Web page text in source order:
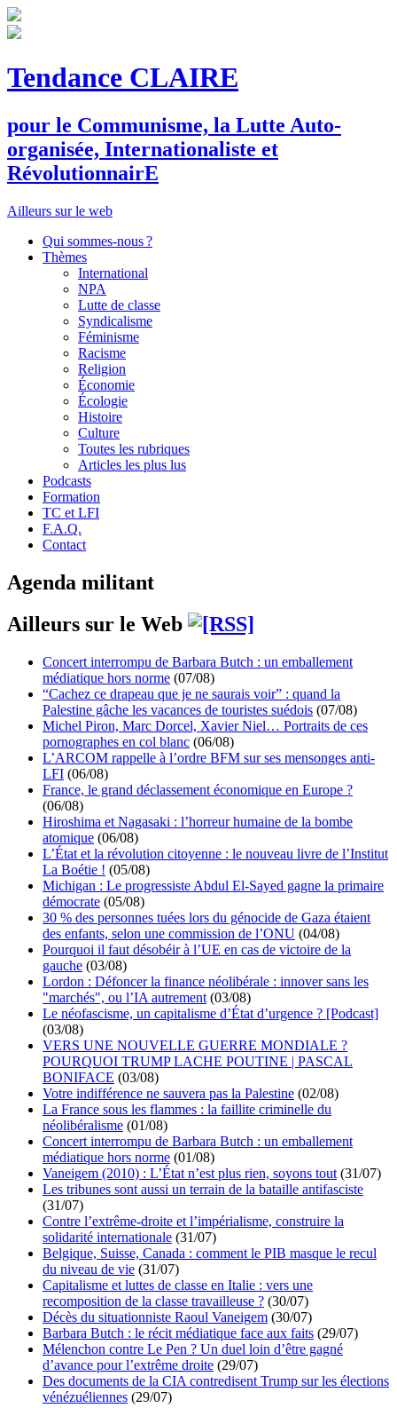
Tendance CLAIRE
pour le Communisme, la Lutte Auto-
organisée, Internationaliste et
RévolutionnairE
Ailleurs sur le web
Qui sommes-nous ?
Thèmes
International
NPA
Lutte de classe
Syndicalisme
Féminisme
Racisme
Religion
Économie
Écologie
Histoire
Culture
Toutes les rubriques
Articles les plus lus
Podcasts
Formation
TC et LFI
F.A.Q.
Contact
Agenda militant
Ailleurs sur le Web
Concert interrompu de Barbara Butch : un emballement
médiatique hors norme (07/08)
“Cachez ce drapeau que je ne saurais voir” : quand la
Palestine gâche les vacances de touristes suédois (07/08)
Michel Piron, Marc Dorcel, Xavier Niel… Portraits de ces
pornographes en col blanc (06/08)
L’ARCOM rappelle à l’ordre BFM sur ses mensonges anti-
LFI (06/08)
France, le grand déclassement économique en Europe ?
(06/08)
Hiroshima et Nagasaki : l’horreur humaine de la bombe
atomique (06/08)
L’État et la révolution citoyenne : le nouveau livre de l’Institut
La Boétie ! (05/08)
Michigan : Le progressiste Abdul El-Sayed gagne la primaire
démocrate (05/08)
30 % des personnes tuées lors du génocide de Gaza étaient
des enfants, selon une commission de l’ONU (04/08)
Pourquoi il faut désobéir à l’UE en cas de victoire de la
gauche (03/08)
Lordon : Défoncer la finance néolibérale : innover sans les
"marchés", ou l’IA autrement (03/08)
Le néofascisme, un capitalisme d’État d’urgence ? [Podcast]
(03/08)
VERS UNE NOUVELLE GUERRE MONDIALE ?
POURQUOI TRUMP LACHE POUTINE | PASCAL
BONIFACE (03/08)
Votre indifférence ne sauvera pas la Palestine (02/08)
La France sous les flammes : la faillite criminelle du
néolibéralisme (01/08)
Concert interrompu de Barbara Butch : un emballement
médiatique hors norme (01/08)
Vaneigem (2010) : L’État n’est plus rien, soyons tout (31/07)
Les tribunes sont aussi un terrain de la bataille antifasciste
(31/07)
Contre l’extrême-droite et l’impérialisme, construire la
solidarité internationale (31/07)
Belgique, Suisse, Canada : comment le PIB masque le recul
du niveau de vie (31/07)
Capitalisme et luttes de classe en Italie : vers une
recomposition de la classe travailleuse ? (30/07)
Décès du situationniste Raoul Vaneigem (30/07)
Barbara Butch : le récit médiatique face aux faits (29/07)
Mélenchon contre Le Pen ? Un duel loin d’être gagné
d’avance pour l’extrême droite (29/07)
Des documents de la CIA contredisent Trump sur les élections
vénézuéliennes (29/07)